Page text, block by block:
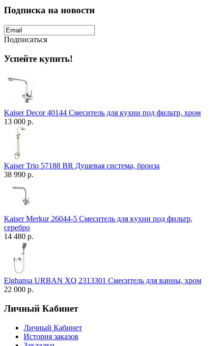
Подписка на новости
Подписаться
Успейте купить!
Kaiser Decor 40144 Смеситель для кухни под фильтр, хром
13 000 р.
Kaiser Trio 57188 BR Душевая система, бронза
38 990 р.
Kaiser Merkur 26044-5 Смеситель для кухни под фильтр,
серебро
14 480 р.
Elghansa URBAN XQ 2313301 Смеситель для ванны, хром
22 000 р.
Личный Кабинет
Личный Кабинет
История заказов